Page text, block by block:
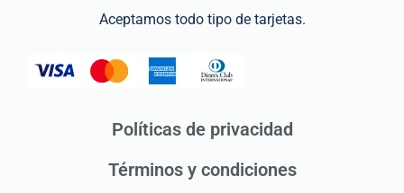
Aceptamos todo tipo de tarjetas.
Políticas de privacidad
Términos y condiciones